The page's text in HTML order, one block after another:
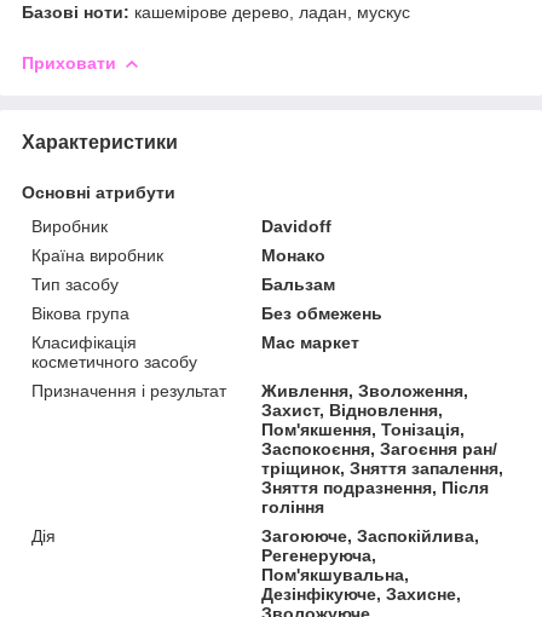
Базові ноти: кашемірове дерево, ладан, мускус
Приховати
Характеристики
Основні атрибути
Виробник
Davidoff
Країна виробник
Монако
Тип засобу
Бальзам
Вікова група
Без обмежень
Класифікація
косметичного засобу
Мас маркет
Призначення і результат
Живлення, Зволоження,
Захист, Відновлення,
Пом'якшення, Тонізація,
Заспокоєння, Загоєння ран/
тріщинок, Зняття запалення,
Зняття подразнення, Після
гоління
Дія
Загоююче, Заспокійлива,
Регенеруюча,
Пом'якшувальна,
Дезінфікуюче, Захисне,
Зволожуюче